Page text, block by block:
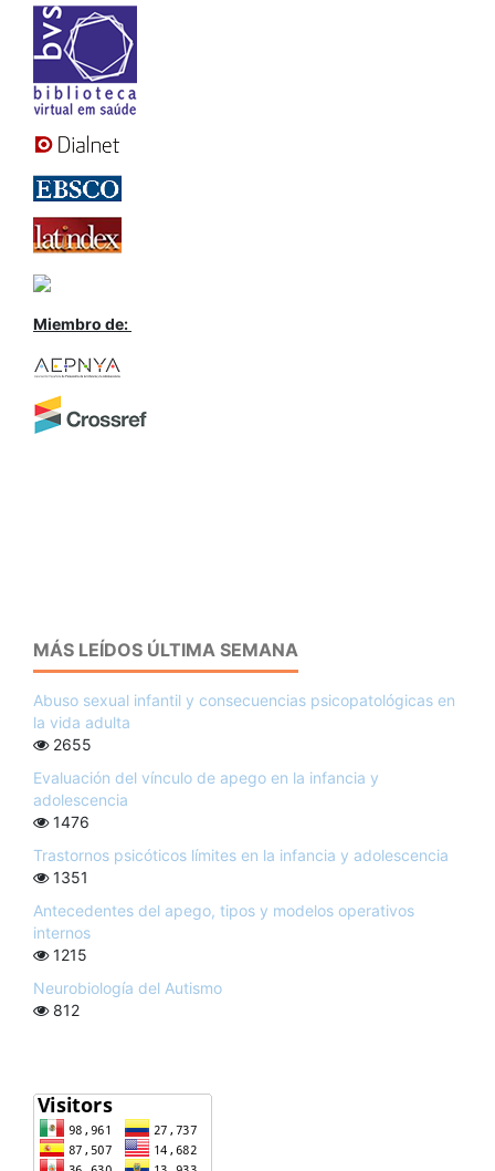
Miembro de:
MÁS LEÍDOS ÚLTIMA SEMANA
Abuso sexual infantil y consecuencias psicopatológicas en
la vida adulta
2655
Evaluación del vínculo de apego en la infancia y
adolescencia
1476
Trastornos psicóticos límites en la infancia y adolescencia
1351
Antecedentes del apego, tipos y modelos operativos
internos
1215
Neurobiología del Autismo
812